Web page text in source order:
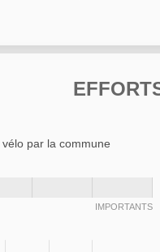
par la commune
IMPORTANTS